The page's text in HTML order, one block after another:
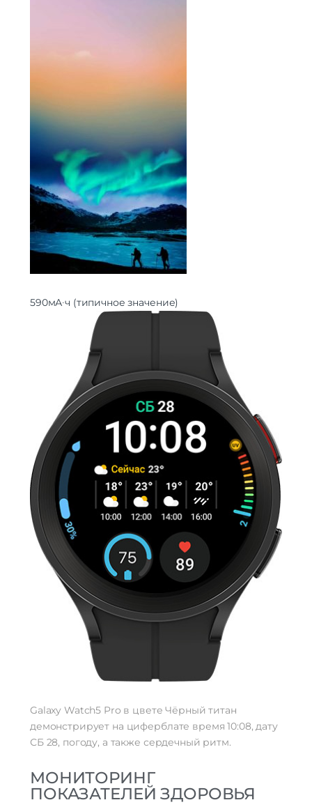
590мА∙ч (типичное значение)
Galaxy Watch5 Pro в цвете Чёрный титан
демонстрирует на циферблате время 10:08, дату
СБ 28, погоду, а также сердечный ритм.
МОНИТОРИНГ
ПОКАЗАТЕЛЕЙ ЗДОРОВЬЯ